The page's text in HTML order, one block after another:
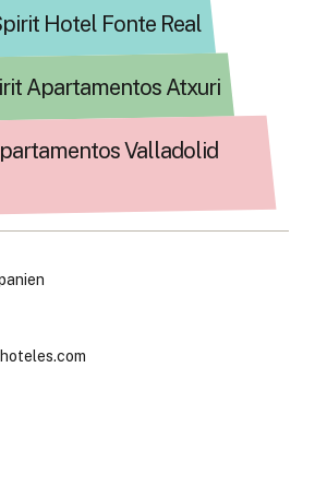
Hotel Fonte Real
Apartamentos Atxuri
Valladolid